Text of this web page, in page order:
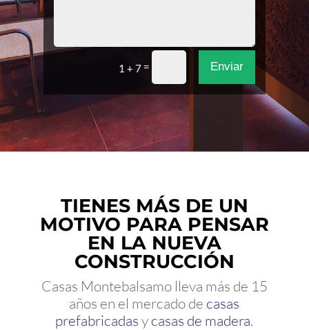
1 + 7 = Enviar
TIENES MÁS DE UN
MOTIVO PARA PENSAR
EN LA NUEVA
CONSTRUCCIÓN
Casas Montebalsamo lleva más de 15
años en el mercado de casas
prefabricadasycasas de madera.